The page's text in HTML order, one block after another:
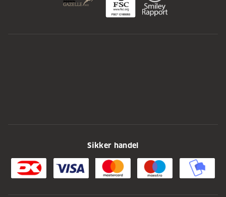
Sikker handel